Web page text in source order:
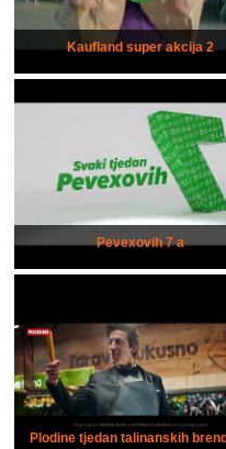
Kaufland super akcija 2
Pevexovih 7 a
Plodine tjedan talinanskih